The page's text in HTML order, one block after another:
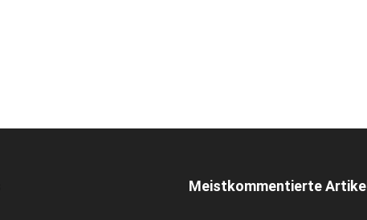
Meistkommentierte Artikel